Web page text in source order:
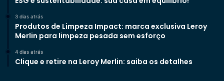
3 dias atrás
Produtos de Limpeza Impact: marca exclusiva Leroy
Merlin para limpeza pesada sem esforço
4 dias atrás
Clique e retire na Leroy Merlin: saiba os detalhes